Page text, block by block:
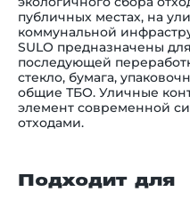
публичных местах, на
коммунальной
SULO предназначены
последующей
стекло, бумага,
общие ТБО. Уличные
элемент современной
отходами.
Подходит для